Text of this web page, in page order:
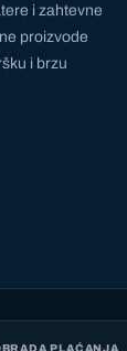
i zahtevne
proizvode
i brzu
PLAĆANJA